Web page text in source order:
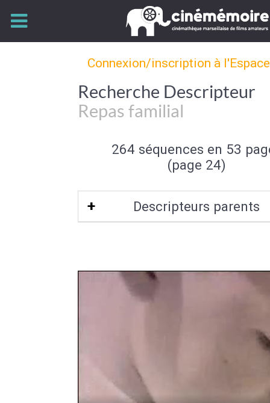
Connexion/inscription à
Recherche Descripteur
Repas familial
264 séquences en 53
(page 24)
Descripteurs parents